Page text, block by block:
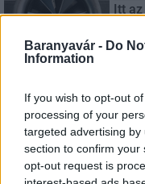
Baranyavár - Do
Information
If you wish to opt-out
processing of your
targeted advertising
section to confirm your
opt-out request is
Itt